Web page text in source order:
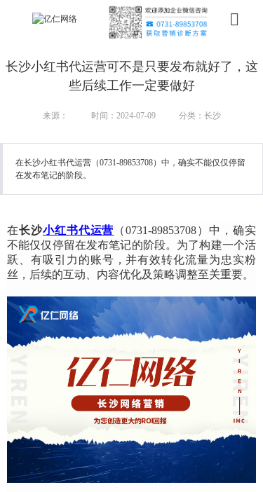
产品
服务
资讯
我们
长沙小红书代运营可不是只要发布就好了，这
些后续工作一定要做好
来源： 时间：2024-07-09 分类：长沙
在长沙小红书代运营（0731-89853708）中，确实不能仅仅停留
在发布笔记的阶段。
在长沙小红书代运营 （0731-89853708） 中，确实
不能仅仅停留在发布笔记的阶段。为了构建一个活
跃、有吸引力的账号，并有效转化流量为忠实粉
丝，后续的互动、内容优化及策略调整至关重要。